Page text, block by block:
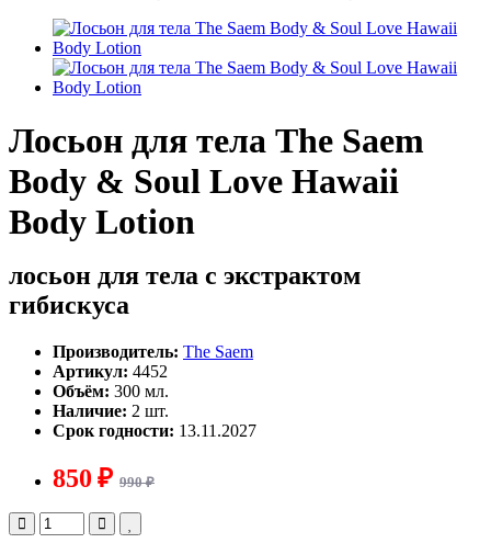
Лосьон для тела The Saem
Body & Soul Love Hawaii
Body Lotion
лосьон для тела с экстрактом
гибискуса
Производитель: The Saem
Артикул: 4452
Объём: 300 мл.
Наличие: 2 шт.
Срок годности: 13.11.2027
850 ₽ 990 ₽